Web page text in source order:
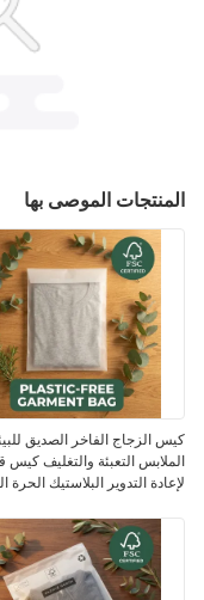
المنتجات الموصى بها
كيس الزجاج الفاخر الصديق
الملابس التعبئة والتغليف كيس
لإعادة التدوير البلاستيك الحرة